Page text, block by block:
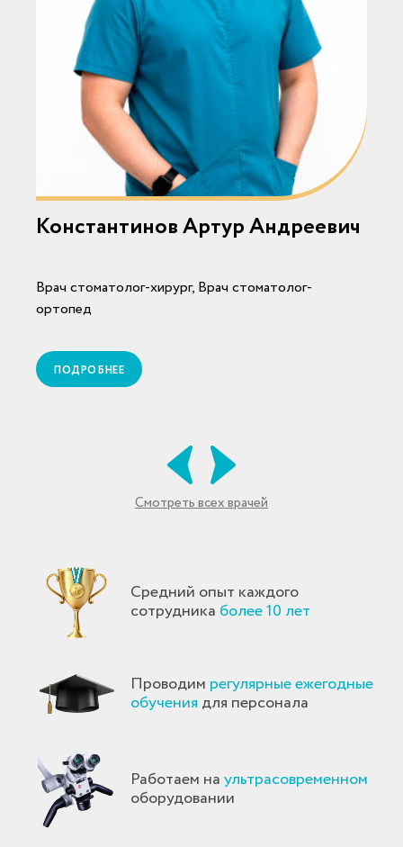
Смотреть всех врачей
Константинов Артур Андреевич
Врач стоматолог-хирург, Врач стоматолог-
ортопед
ПОДРОБНЕЕ
Средний опыт каждого
сотрудника более 10 лет
Проводим регулярные ежегодные
обучения для персонала
Работаем наультрасовременном
оборудовании